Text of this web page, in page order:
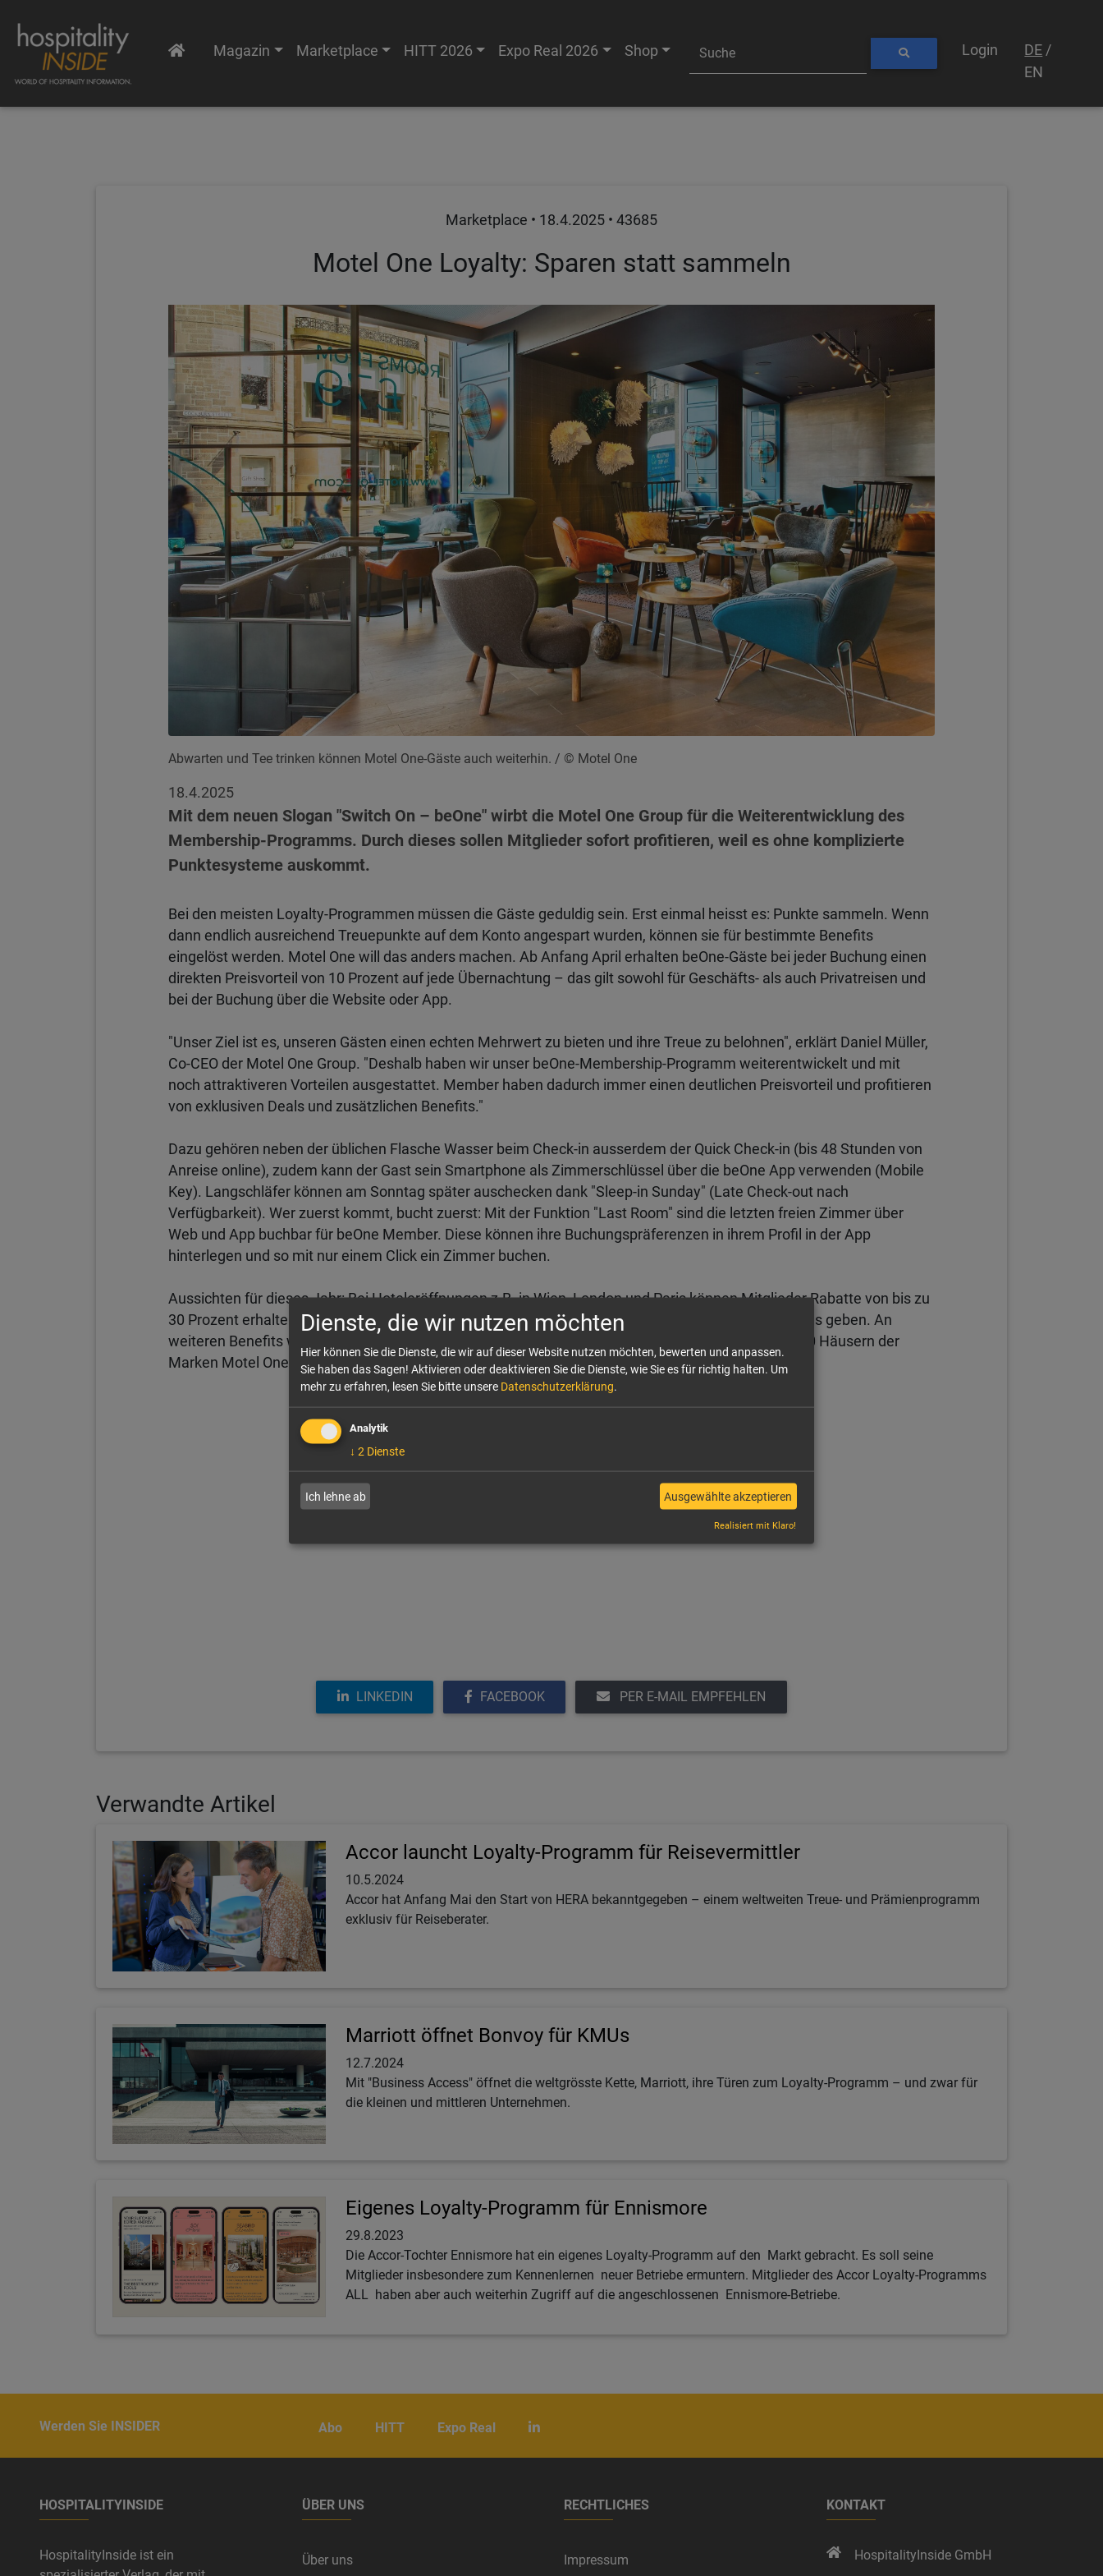
Magazin Marketplace HITT 2026 Expo Real 2026 Shop Login DE /
EN
Marketplace • 18.4.2025 • 43685
Motel One Loyalty: Sparen statt sammeln
Abwarten und Tee trinken können Motel One-Gäste auch weiterhin. / © Motel One
18.4.2025
Mit dem neuen Slogan "Switch On – beOne" wirbt die Motel One Group für die Weiterentwicklung des
Membership-Programms. Durch dieses sollen Mitglieder sofort profitieren, weil es ohne komplizierte
Punktesysteme auskommt.
Bei den meisten Loyalty-Programmen müssen die Gäste geduldig sein. Erst einmal heisst es: Punkte sammeln. Wenn
dann endlich ausreichend Treuepunkte auf dem Konto angespart wurden, können sie für bestimmte Benefits
eingelöst werden. Motel One will das anders machen. Ab Anfang April erhalten beOne-Gäste bei jeder Buchung einen
direkten Preisvorteil von 10 Prozent auf jede Übernachtung – das gilt sowohl für Geschäfts- als auch Privatreisen und
bei der Buchung über die Website oder App.
"Unser Ziel ist es, unseren Gästen einen echten Mehrwert zu bieten und ihre Treue zu belohnen", erklärt Daniel Müller,
Co-CEO der Motel One Group. "Deshalb haben wir unser beOne-Membership-Programm weiterentwickelt und mit
noch attraktiveren Vorteilen ausgestattet. Member haben dadurch immer einen deutlichen Preisvorteil und profitieren
von exklusiven Deals und zusätzlichen Benefits."
Dazu gehören neben der üblichen Flasche Wasser beim Check-in ausserdem der Quick Check-in (bis 48 Stunden von
Anreise online), zudem kann der Gast sein Smartphone als Zimmerschlüssel über die beOne App verwenden (Mobile
Key). Langschläfer können am Sonntag später auschecken dank "Sleep-in Sunday" (Late Check-out nach
Verfügbarkeit). Wer zuerst kommt, bucht zuerst: Mit der Funktion "Last Room" sind die letzten freien Zimmer über
Web und App buchbar für beOne Member. Diese können ihre Buchungspräferenzen in ihrem Profil in der App
hinterlegen und so mit nur einem Click ein Zimmer buchen.
Aussichten für dieses Jahr: Bei Hoteleröffnungen z.B. in Wien, London und Paris können Mitglieder Rabatte von bis zu
30 Prozent erhalten, auch zu Feiertagen oder der Black (Friday) Week soll es wieder besondere Deals geben. An
weiteren Benefits werde aktuell noch gearbeitet, so Motel One. as beOne-Programm gilt in allen 100 Häusern der
Marken Motel One und der zweiten Lifestyle-Marke The Cloud One Hotels. / kn
LINKEDIN FACEBOOK PER E-MAIL EMPFEHLEN
Verwandte Artikel
Accor launcht Loyalty-Programm für Reisevermittler
10.5.2024
Accor hat Anfang Mai den Start von HERA bekanntgegeben – einem weltweiten Treue- und Prämienprogramm
exklusiv für Reiseberater.
Marriott öffnet Bonvoy für KMUs
12.7.2024
Mit "Business Access" öffnet die weltgrösste Kette, Marriott, ihre Türen zum Loyalty-Programm – und zwar für
die kleinen und mittleren Unternehmen.
Eigenes Loyalty-Programm für Ennismore
29.8.2023
Die Accor-Tochter Ennismore hat ein eigenes Loyalty-Programm auf den Markt gebracht. Es soll seine
Mitglieder insbesondere zum Kennenlernen neuer Betriebe ermuntern. Mitglieder des Accor Loyalty-Programms
ALL haben aber auch weiterhin Zugriff auf die angeschlossenen Ennismore-Betriebe.
Werden Sie INSIDER Abo HITT Expo Real
HOSPITALITYINSIDE
HospitalityInside ist ein
ÜBER UNS
Über uns
RECHTLICHES
Impressum
KONTAKT
HospitalityInside GmbH
Dienste, die wir nutzen möchten
Hier können Sie die Dienste, die wir auf dieser Website nutzen möchten, bewerten und anpassen.
Sie haben das Sagen! Aktivieren oder deaktivieren Sie die Dienste, wie Sie es für richtig halten. Um
mehr zu erfahren, lesen Sie bitte unsere Datenschutzerklärung.
Analytik
↓ 2 Dienste
Ich lehne ab Ausgewählte akzeptieren
Realisiert mit Klaro!